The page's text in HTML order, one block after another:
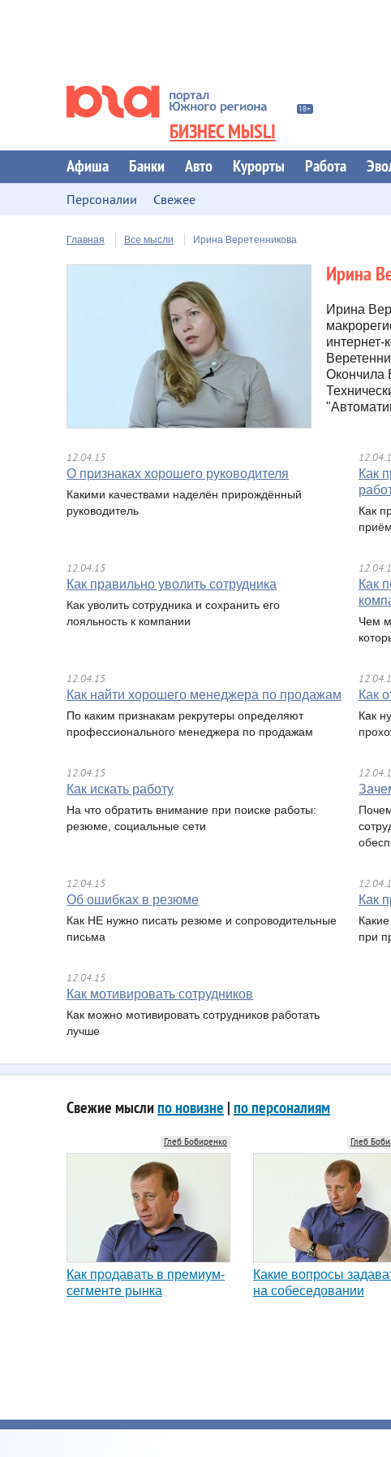
БИЗНЕС МЫSLI
Афиша Банки Авто Курорты Работа
Персоналии Свежее
Главная Все мысли Ирина Веретенникова
Ирина
Ирина
Окончила
12.04.15
О признаках хорошего руководителя
Какими качествами наделён прирождённый
руководитель
Как
Как
12.04.15
Как правильно уволить сотрудника
Как уволить сотрудника и сохранить его
лояльность к компании
Как
Чем
12.04.15
Как найти хорошего менеджера по продажам
По каким признакам рекрутеры определяют
профессионального менеджера по продажам
Как
Как
12.04.15
Как искать работу
На что обратить внимание при поиске работы:
резюме, социальные сети
12.04.15
Об ошибках в резюме
Как НЕ нужно писать резюме и сопроводительные
письма
Как
при
12.04.15
Как мотивировать сотрудников
Как можно мотивировать сотрудников работать
лучше
Свежие мыслипо новизне по персоналиям
Глеб Бобиренко
Как продавать в премиум-
сегменте рынка
Глеб
Какие вопросы
на собеседовании